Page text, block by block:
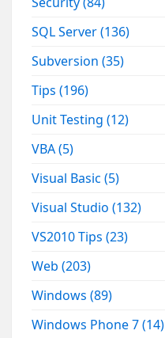
SQL Server(136)
Subversion(35)
Tips(196)
Unit Testing(12)
VBA(5)
Visual Basic(5)
Visual Studio(132)
VS2010 Tips(23)
Web(203)
Windows(89)
Windows Phone 7(14)